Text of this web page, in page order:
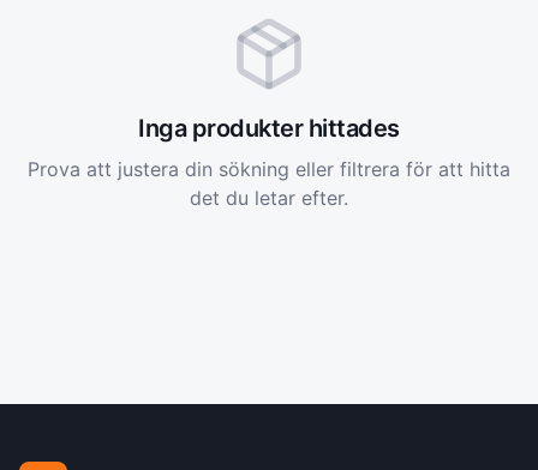
Inga produkter hittades
Prova att justera din sökning eller filtrera för att hitta
det du letar efter.